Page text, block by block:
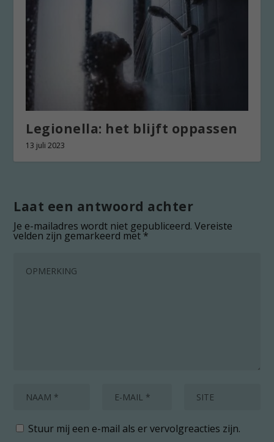
Legionella: het blijft oppassen
13 juli 2023
Laat een antwoord achter
Je e-mailadres wordt niet gepubliceerd. Vereiste
velden zijn gemarkeerd met*
Stuur mij een e-mail als er vervolgreacties zijn.